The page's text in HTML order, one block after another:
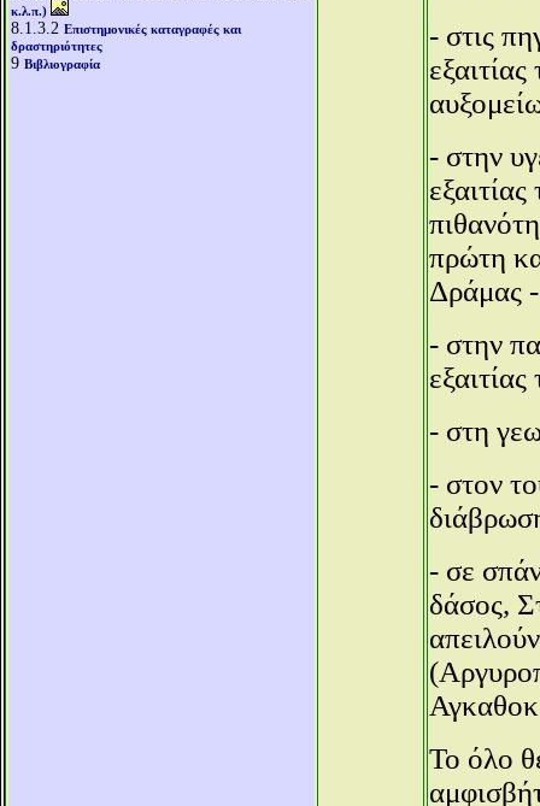
κ.λ.π.)
8.1.3.2 Επιστημονικές καταγραφές και
δραστηριότητες
9 Βιβλιογραφία
- στις
- στην
πρώτη
Δράμας
- στην
- στη
- στον
- σε
δάσος,
Το όλο